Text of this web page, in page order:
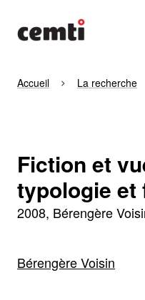
Accueil La recherche
Fiction et
typologie
2008 Bérengère
Bérengère Voisin